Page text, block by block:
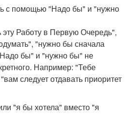
с помощью "Надо бы" и "нужно
Работу в Первую Очередь",
"нужно бы сначала
бы" и "нужно бы" не
Например: "Тебе
следует отдавать приоритет
"я бы хотела" вместо "я